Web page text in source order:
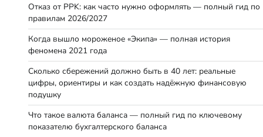
Отказ от PPK: как часто нужно оформлять — полный гид по
правилам 2026/2027
Когда вышло мороженое «Экипа» — полная история
феномена 2021 года
Сколько сбережений должно быть в 40 лет: реальные
цифры, ориентиры и как создать надёжную финансовую
подушку
Что такое валюта баланса — полный гид по ключевому
показателю бухгалтерского баланса